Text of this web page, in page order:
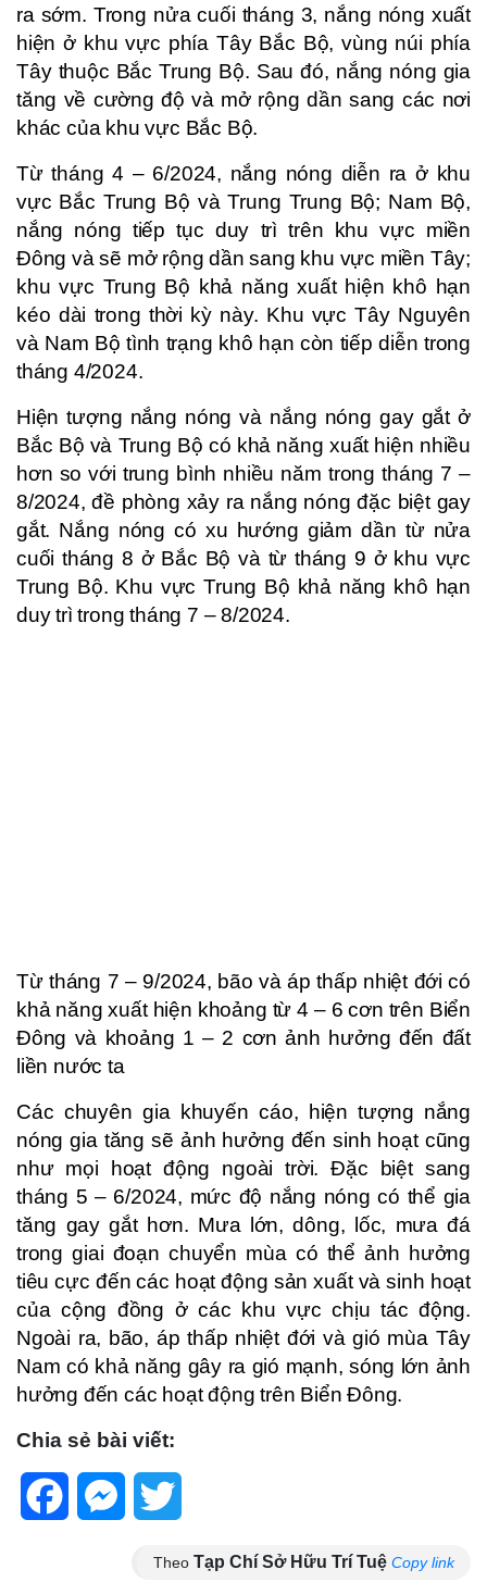
ra sớm. Trong nửa cuối tháng 3, nắng nóng xuất
hiện ở khu vực phía Tây Bắc Bộ, vùng núi phía
Tây thuộc Bắc Trung Bộ. Sau đó, nắng nóng gia
tăng về cường độ và mở rộng dần sang các nơi
khác của khu vực Bắc Bộ.
Từ tháng 4 – 6/2024, nắng nóng diễn ra ở khu
vực Bắc Trung Bộ và Trung Trung Bộ; Nam Bộ,
nắng nóng tiếp tục duy trì trên khu vực miền
Đông và sẽ mở rộng dần sang khu vực miền Tây;
khu vực Trung Bộ khả năng xuất hiện khô hạn
kéo dài trong thời kỳ này. Khu vực Tây Nguyên
và Nam Bộ tình trạng khô hạn còn tiếp diễn trong
tháng 4/2024.
Hiện tượng nắng nóng và nắng nóng gay gắt ở
Bắc Bộ và Trung Bộ có khả năng xuất hiện nhiều
hơn so với trung bình nhiều năm trong tháng 7 –
8/2024, đề phòng xảy ra nắng nóng đặc biệt gay
gắt. Nắng nóng có xu hướng giảm dần từ nửa
cuối tháng 8 ở Bắc Bộ và từ tháng 9 ở khu vực
Trung Bộ. Khu vực Trung Bộ khả năng khô hạn
duy trì trong tháng 7 – 8/2024.
Từ tháng 7 – 9/2024, bão và áp thấp nhiệt đới có
khả năng xuất hiện khoảng từ 4 – 6 cơn trên Biển
Đông và khoảng 1 – 2 cơn ảnh hưởng đến đất
liền nước ta
Các chuyên gia khuyến cáo, hiện tượng nắng
nóng gia tăng sẽ ảnh hưởng đến sinh hoạt cũng
như mọi hoạt động ngoài trời. Đặc biệt sang
tháng 5 – 6/2024, mức độ nắng nóng có thể gia
tăng gay gắt hơn. Mưa lớn, dông, lốc, mưa đá
trong giai đoạn chuyển mùa có thể ảnh hưởng
tiêu cực đến các hoạt động sản xuất và sinh hoạt
của cộng đồng ở các khu vực chịu tác động.
Ngoài ra, bão, áp thấp nhiệt đới và gió mùa Tây
Nam có khả năng gây ra gió mạnh, sóng lớn ảnh
hưởng đến các hoạt động trên Biển Đông.
Chia sẻ bài viết:
FacebookMessenger
Theo Tạp Chí Sở Hữu Trí Tuệ Copy link